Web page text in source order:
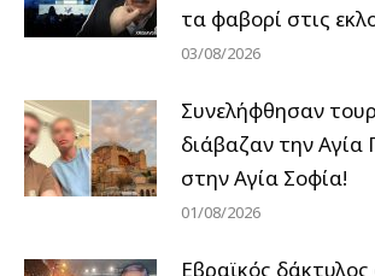
τα φαβορί στις
03/08/2026
Συνελήφθησαν
διάβαζαν την Αγία
στην Αγία Σοφία!
01/08/2026
Εβραϊκός δάκτυλος